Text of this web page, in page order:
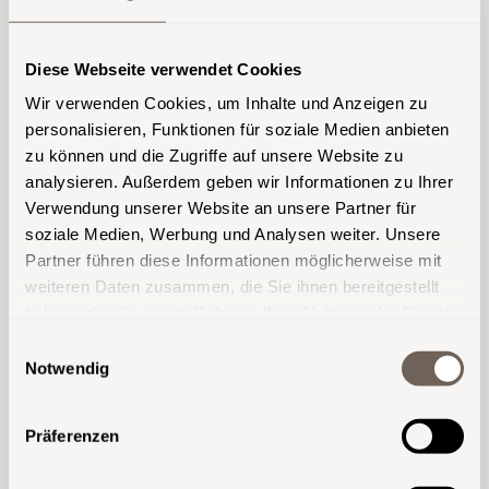
Diese Webseite verwendet Cookies
Wir verwenden Cookies, um Inhalte und Anzeigen zu
personalisieren, Funktionen für soziale Medien anbieten
zu können und die Zugriffe auf unsere Website zu
analysieren. Außerdem geben wir Informationen zu Ihrer
Verwendung unserer Website an unsere Partner für
soziale Medien, Werbung und Analysen weiter. Unsere
Partner führen diese Informationen möglicherweise mit
weiteren Daten zusammen, die Sie ihnen bereitgestellt
Notwendig
Präferenzen
FILM AB FÜR
DAS
GANZ GROSSE
KINO
Weichenberger ein Projekt mit
Seltenheitswert! Und genau deshalb eine